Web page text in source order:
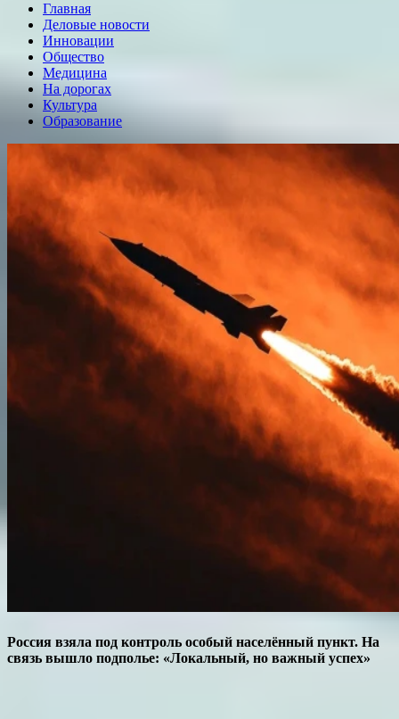
Главная
Деловые новости
Инновации
Общество
Медицина
На дорогах
Культура
Образование
Россия взяла под контроль особый населённый пункт. На
связь вышло подполье: «Локальный, но важный успех»